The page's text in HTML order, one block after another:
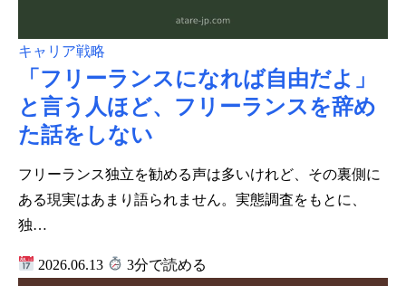
キャリア戦略
「フリーランスになれば自由だよ」
と言う人ほど、フリーランスを辞め
た話をしない
フリーランス独立を勧める声は多いけれど、その裏側に
ある現実はあまり語られません。実態調査をもとに、
独…
2026.06.13 3分で読める